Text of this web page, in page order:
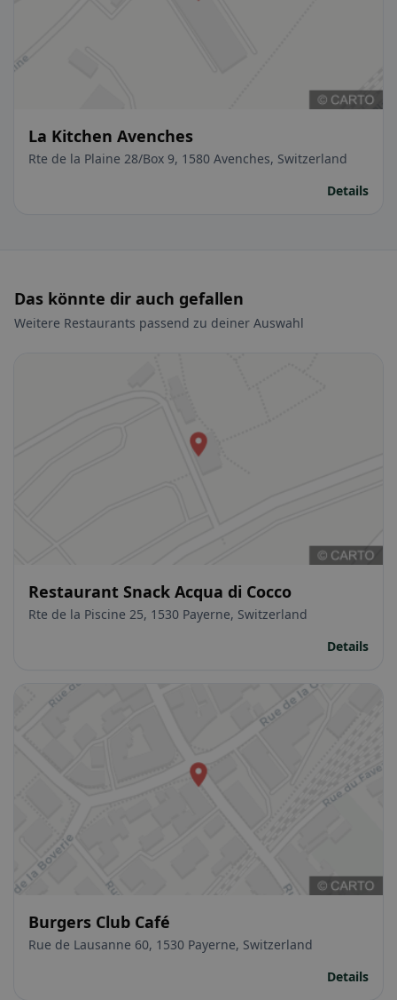
La Kitchen Avenches
Rte de la Plaine 28/Box 9, 1580 Avenches, Switzerland
Details
Das könnte dir auch gefallen
Weitere Restaurants passend zu deiner Auswahl
Restaurant Snack Acqua di Cocco
Rte de la Piscine 25, 1530 Payerne, Switzerland
Details
Burgers Club Café
Rue de Lausanne 60, 1530 Payerne, Switzerland
Details